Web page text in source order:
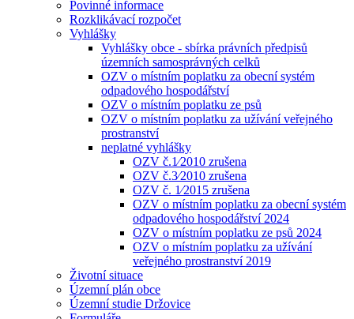
Povinné informace
Rozklikávací rozpočet
Vyhlášky
Vyhlášky obce - sbírka právních předpisů
územních samosprávných celků
OZV o místním poplatku za obecní systém
odpadového hospodářství
OZV o místním poplatku ze psů
OZV o místním poplatku za užívání veřejného
prostranství
neplatné vyhlášky
OZV č.1⁄2010 zrušena
OZV č.3⁄2010 zrušena
OZV č. 1⁄2015 zrušena
OZV o místním poplatku za obecní systém
odpadového hospodářství 2024
OZV o místním poplatku ze psů 2024
OZV o místním poplatku za užívání
veřejného prostranství 2019
Životní situace
Územní plán obce
Územní studie Držovice